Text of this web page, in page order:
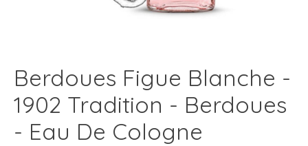
Berdoues Figue Blanche -
1902 Tradition - Berdoues
- Eau De Cologne